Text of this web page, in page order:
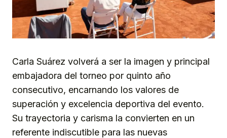
Carla Suárez volverá a ser la imagen y principal
embajadora del torneo por quinto año
consecutivo, encarnando los valores de
superación y excelencia deportiva del evento.
Su trayectoria y carisma la convierten en un
referente indiscutible para las nuevas